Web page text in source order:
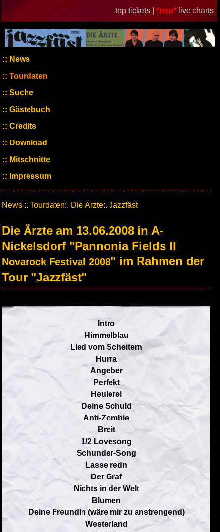
top tickets | *neu* live charts
News
Tourdaten
Suche
Gästebuch
Credits
Download
Mitschnitte
Impressum
News :. Tourdaten:. Die Ärzte:. Jazzfäst
Die Ärzte am 13.06.2008 in A-
Nickelsdorf "Pannonia Fields II
Novarock Festival 2008" im Rahmen der
Tour "Jazzfäst"
Intro
Himmelblau
Lied vom Scheitern
Hurra
Angeber
Perfekt
Heulerei
Deine Schuld
Anti-Zombie
Breit
1/2 Lovesong
Schunder-Song
Lasse redn
Der Graf
Nichts in der Welt
Blumen
Deine Freundin (wäre mir zu anstrengend)
Westerland